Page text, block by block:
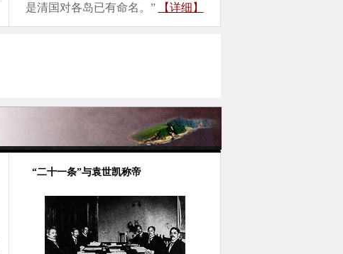
是清国对各岛已有命名。”
【详细】
“二十一条”与袁世凯称帝